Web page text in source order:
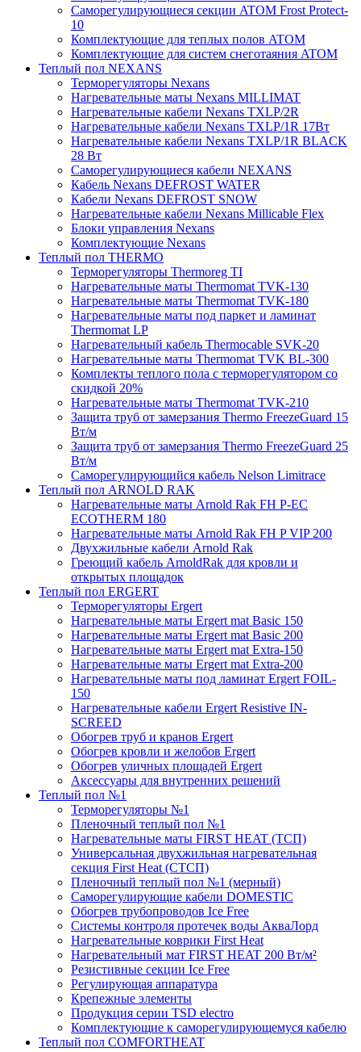
Саморегулирующиеся секции ATOM Frost Protect-
10
Комплектующие для теплых полов ATOM
Комплектующие для систем снеготаяния ATOM
Теплый пол NEXANS
Терморегуляторы Nexans
Нагревательные маты Nexans MILLIMAT
Нагревательные кабели Nexans TXLP/2R
Нагревательные кабели Nexans TXLP/1R 17Вт
Нагревательные кабели Nexans TXLP/1R BLACK
28 Вт
Саморегулирующиеся кабели NEXANS
Кабель Nexans DEFROST WATER
Кабели Nexans DEFROST SNOW
Нагревательные кабели Nexans Millicable Flex
Блоки управления Nexans
Комплектующие Nexans
Теплый пол THERMO
Терморегуляторы Thermoreg TI
Нагревательные маты Thermomat TVK-130
Нагревательные маты Thermomat TVK-180
Нагревательные маты под паркет и ламинат
Thermomat LP
Нагревательный кабель Thermocable SVK-20
Нагревательные маты Thermomat TVK BL-300
Комплекты теплого пола с терморегулятором со
скидкой 20%
Нагревательные маты Thermomat TVK-210
Защита труб от замерзания Thermo FreezeGuard 15
Вт/м
Защита труб от замерзания Thermo FreezeGuard 25
Вт/м
Саморегулирующийся кабель Nelson Limitrace
Теплый пол ARNOLD RAK
Нагревательные маты Arnold Rak FH P-EC
ECOTHERM 180
Нагревательные маты Arnold Rak FH P VIP 200
Двухжильные кабели Arnold Rak
Греющий кабель ArnoldRak для кровли и
открытых площадок
Теплый пол ERGERT
Терморегуляторы Ergert
Нагревательные маты Ergert mat Basic 150
Нагревательные маты Ergert mat Basic 200
Нагревательные маты Ergert mat Extra-150
Нагревательные маты Ergert mat Extra-200
Нагревательные маты под ламинат Ergert FOIL-
150
Нагревательные кабели Ergert Resistive IN-
SCREED
Обогрев труб и кранов Ergert
Обогрев кровли и желобов Ergert
Обогрев уличных площадей Ergert
Аксессуары для внутренних решений
Теплый пол №1
Терморегуляторы №1
Пленочный теплый пол №1
Нагревательные маты FIRST HEAT (ТСП)
Универсальная двухжильная нагревательная
секция First Heat (СТСП)
Пленочный теплый пол №1 (мерный)
Саморегулирующие кабели DOMESTIC
Обогрев трубопроводов Ice Free
Системы контроля протечек воды АкваЛорд
Нагревательные коврики First Heat
Нагревательный мат FIRST HEAT 200 Вт/м²
Резистивные секции Ice Free
Регулирующая аппаратура
Крепежные элементы
Продукция серии TSD electro
Комплектующие к саморегулирующемуся кабелю
Теплый пол COMFORTHEAT